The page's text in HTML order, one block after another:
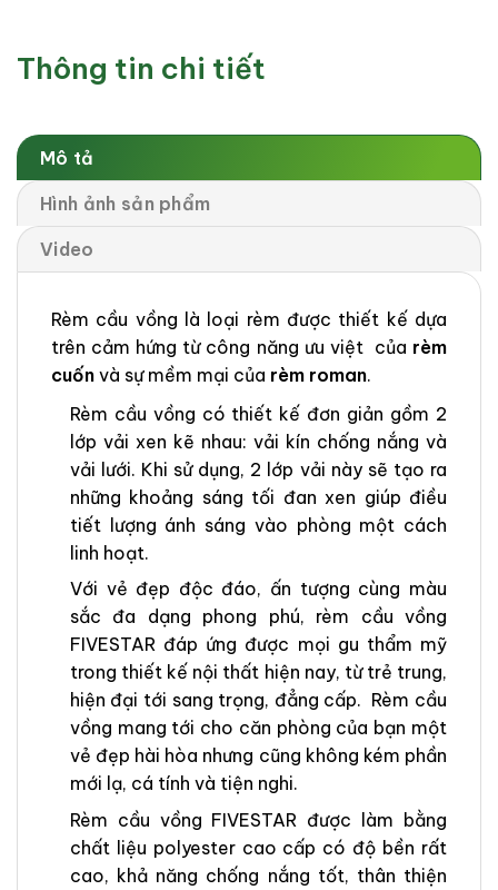
Thông tin chi tiết
Mô tả
Hình ảnh sản phẩm
Video
Rèm cầu vồng là loại rèm được thiết kế dựa
trên cảm hứng từ công năng ưu việt của rèm
cuốn và sự mềm mại của rèm roman.
Rèm cầu vồng có thiết kế đơn giản gồm 2
lớp vải xen kẽ nhau: vải kín chống nắng và
vải lưới. Khi sử dụng, 2 lớp vải này sẽ tạo ra
những khoảng sáng tối đan xen giúp điều
tiết lượng ánh sáng vào phòng một cách
linh hoạt.
Với vẻ đẹp độc đáo, ấn tượng cùng màu
sắc đa dạng phong phú, rèm cầu vồng
FIVESTAR đáp ứng được mọi gu thẩm mỹ
trong thiết kế nội thất hiện nay, từ trẻ trung,
hiện đại tới sang trọng, đẳng cấp. Rèm cầu
vồng mang tới cho căn phòng của bạn một
vẻ đẹp hài hòa nhưng cũng không kém phần
mới lạ, cá tính và tiện nghi.
Rèm cầu vồng FIVESTAR được làm bằng
chất liệu polyester cao cấp có độ bền rất
cao, khả năng chống nắng tốt, thân thiện